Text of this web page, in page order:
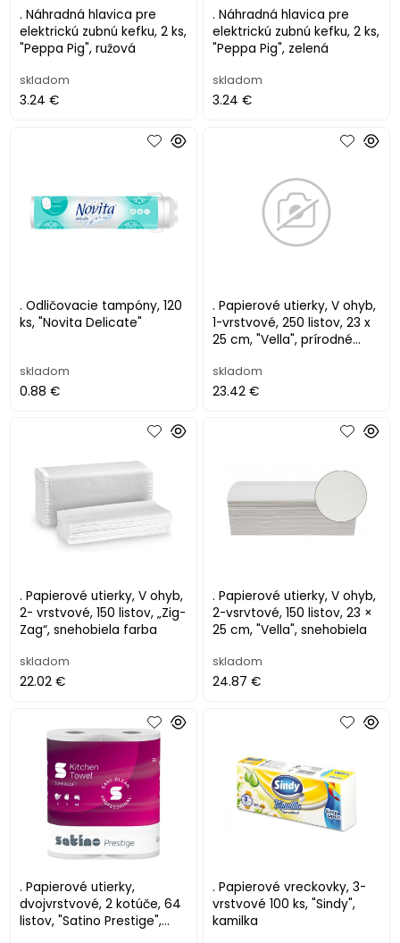
. Náhradná hlavica pre
elektrickú zubnú kefku, 2 ks,
"Peppa Pig", ružová
skladom
3.24 €
. Náhradná hlavica pre
elektrickú zubnú kefku, 2 ks,
"Peppa Pig", zelená
skladom
3.24 €
. Odličovacie tampóny, 120
ks, "Novita Delicate"
skladom
0.88 €
. Papierové utierky, V ohyb,
1-vrstvové, 250 listov, 23 x
25 cm, "Vella", prírodné
skladom
23.42 €
. Papierové utierky, V ohyb,
2- vrstvové, 150 listov, „Zig-
Zag“, snehobiela farba
skladom
22.02 €
. Papierové utierky, V ohyb,
2-vsrvtové, 150 listov, 23 ×
25 cm, "Vella", snehobiela
skladom
24.87 €
. Papierové utierky,
dvojvrstvové, 2 kotúče, 64
listov, "Satino Prestige",
. Papierové vreckovky, 3-
vrstvové 100 ks, "Sindy",
kamilka